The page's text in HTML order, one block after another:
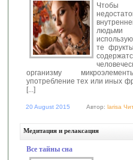
Чтобы
людьми
те
организму
употребление тех или иных
[...]
20 August 2015 Автор: larisa
Медитация и релаксация
Все тайны сна